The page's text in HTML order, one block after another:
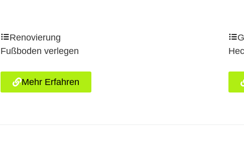
Renovierung
Fußboden verlegen
Mehr Erfahren